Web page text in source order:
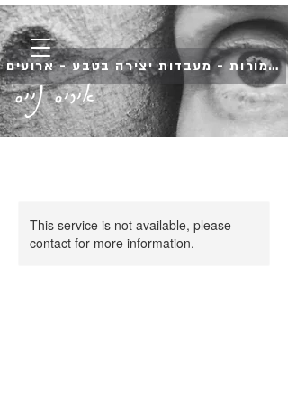
איריס נייס השמורות - מעבדות יצירה בטבע - ארועים
This service is not available, please
contact for more information.